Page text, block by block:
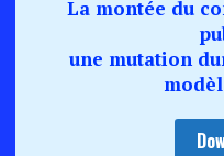
La montée du
une mutation